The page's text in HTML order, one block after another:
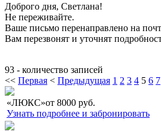
Доброго дня, Светлана!
Не переживайте.
Ваше письмо перенаправлено на
Вам перезвонят и уточнят
93 - количество записей
<< Первая < Предыдущая 1 2 3 4 5 6 7
«ЛЮКС»от 8000 руб.
Узнать подробнее и забронировать